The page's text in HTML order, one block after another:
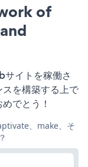
of
イトを稼働さ
を構築する上で
でとう！
、make、そ